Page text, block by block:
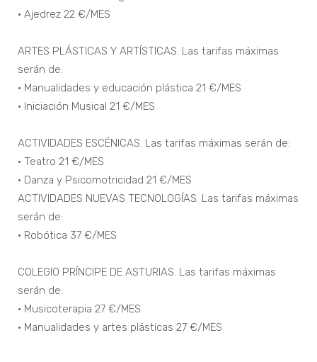
• Ajedrez 22 €/MES
ARTES PLÁSTICAS Y ARTÍSTICAS. Las tarifas máximas
serán de:
• Manualidades y educación plástica 21 €/MES
• Iniciación Musical 21 €/MES
ACTIVIDADES ESCÉNICAS. Las tarifas máximas serán de:
• Teatro 21 €/MES
• Danza y Psicomotricidad 21 €/MES
ACTIVIDADES NUEVAS TECNOLOGÍAS. Las tarifas máximas
serán de:
• Robótica 37 €/MES
COLEGIO PRÍNCIPE DE ASTURIAS. Las tarifas máximas
serán de:
• Musicoterapia 27 €/MES
• Manualidades y artes plásticas 27 €/MES